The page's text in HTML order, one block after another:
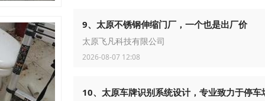
9、太原不锈钢伸缩门厂，一个也是出厂价
太原飞凡科技有限公司
2026-08-07 12:08
10、太原车牌识别系统设计，专业致力于停车